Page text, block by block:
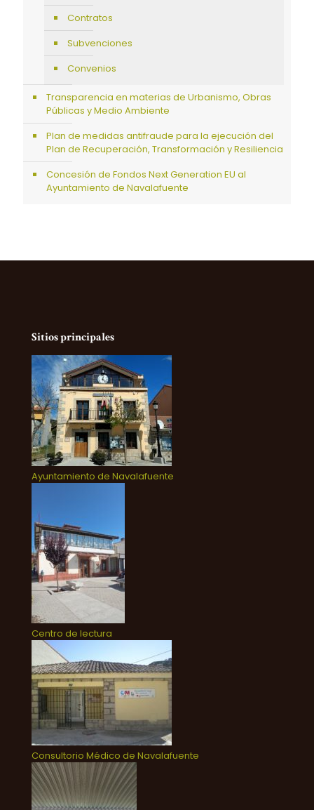
Contratos
Subvenciones
Convenios
Transparencia en materias de Urbanismo, Obras
Públicas y Medio Ambiente
Plan de medidas antifraude para la ejecución del
Plan de Recuperación, Transformación y Resiliencia
Concesión de Fondos Next Generation EU al
Ayuntamiento de Navalafuente
Sitios principales
Ayuntamiento de Navalafuente
Centro de lectura
Consultorio Médico de Navalafuente